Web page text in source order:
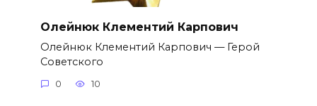
Олейнюк Клементий Карпович
Олейнюк Клементий Карпович — Герой
Советского
0 10